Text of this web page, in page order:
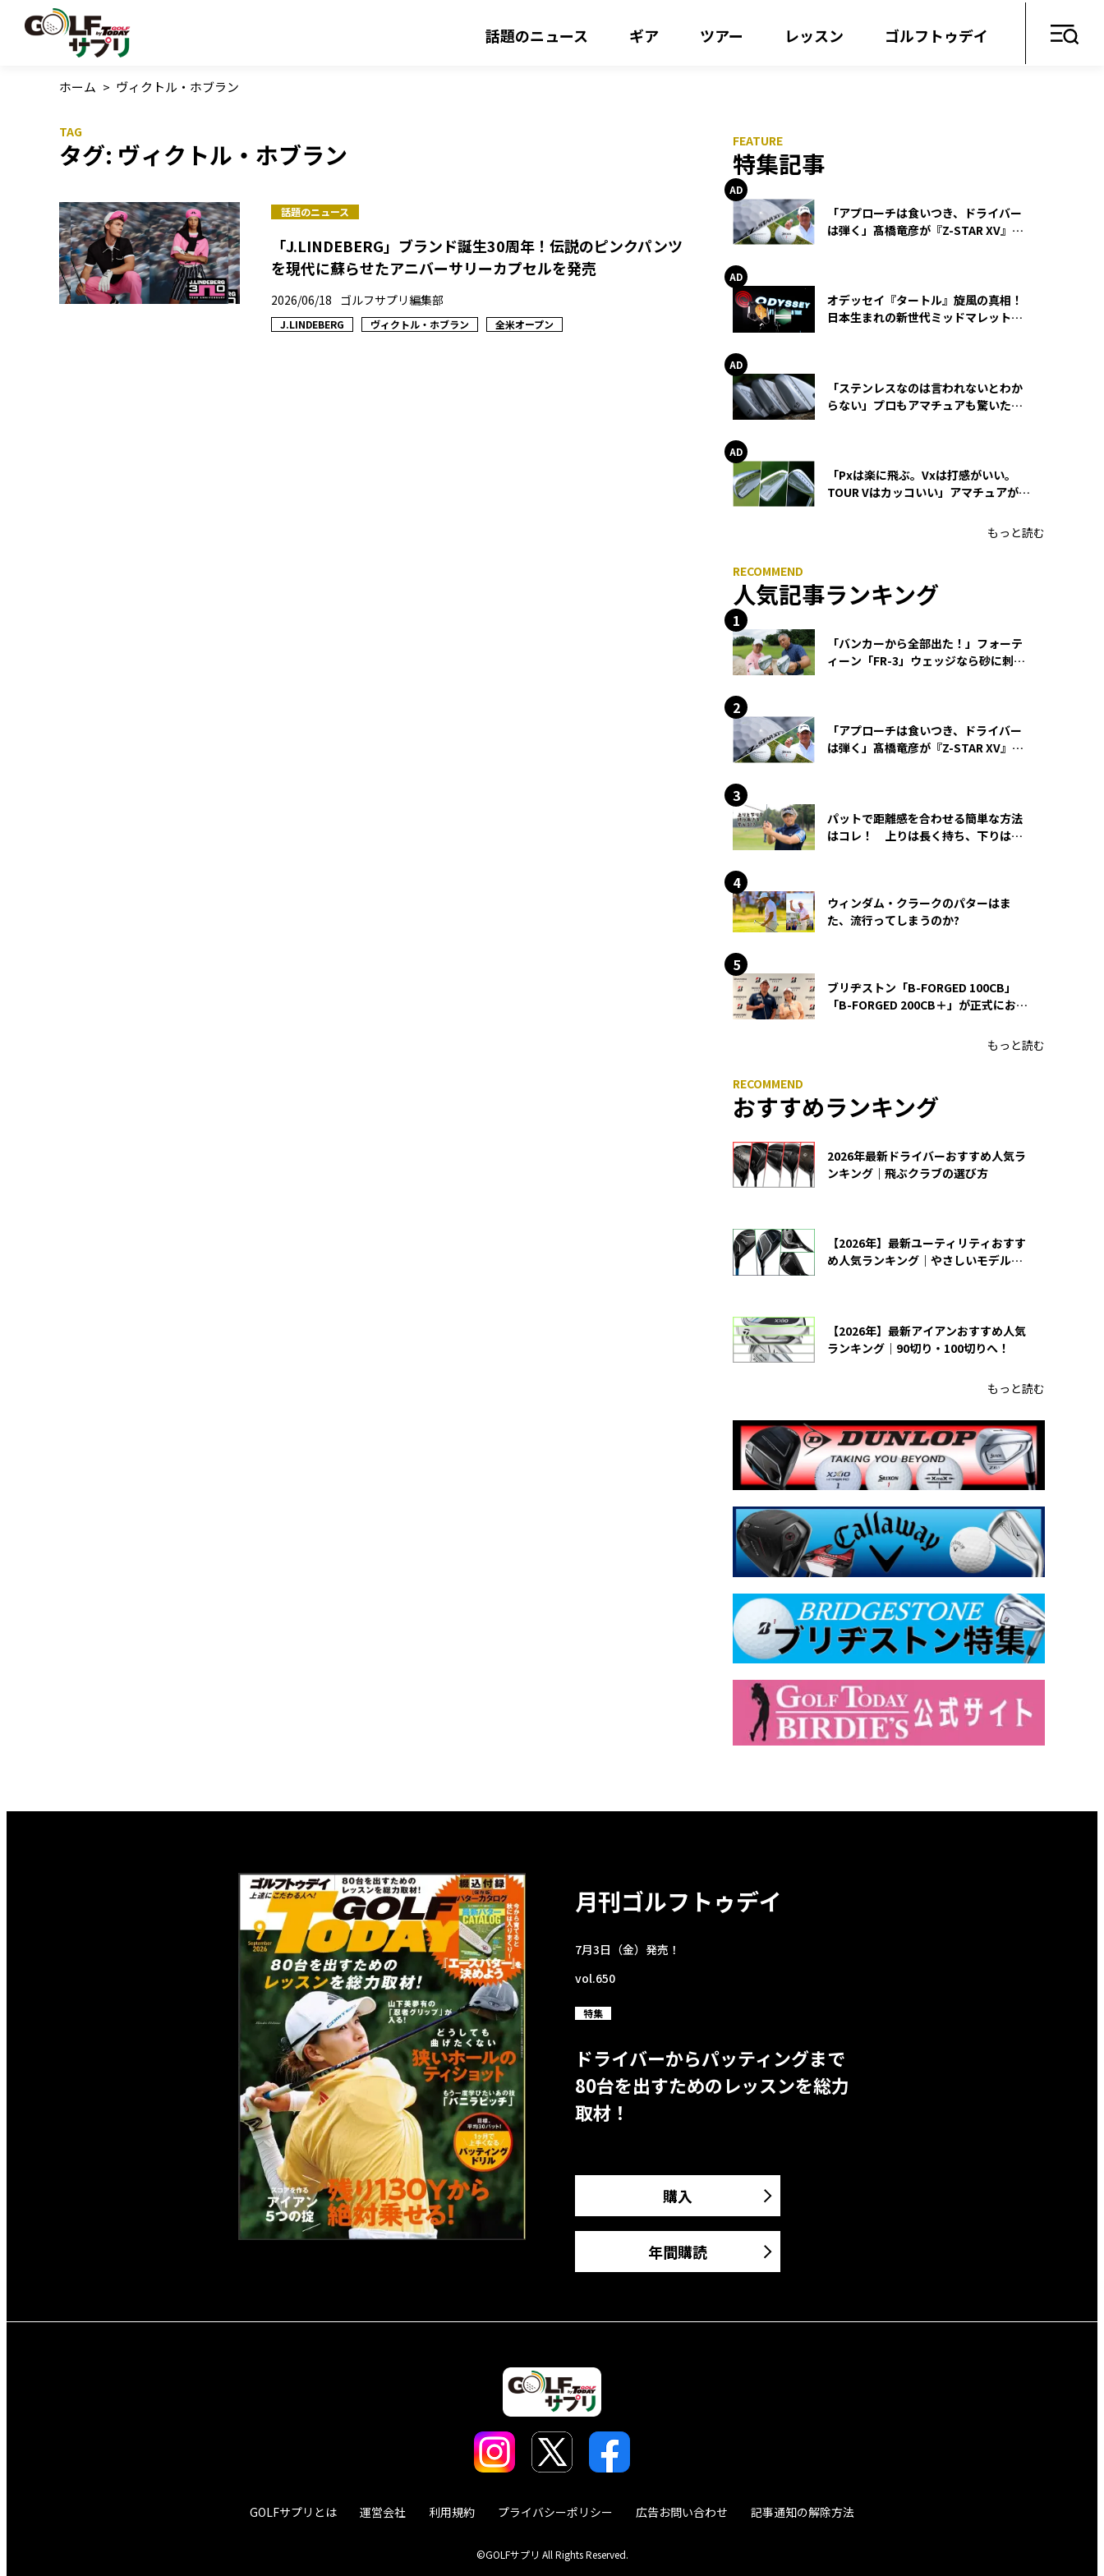
話題のニュース ギア ツアー レッスン ゴルフトゥデイ
ホーム > ヴィクトル・ホブラン
タグ: ヴィクトル・ホブラン
話題のニュース
「J.LINDEBERG」ブランド誕生30周年！伝説のピンクパンツ
を現代に蘇らせたアニバーサリーカプセルを発売
2026/06/18 ゴルフサプリ編集部
J.LINDEBERG ヴィクトル・ホブラン 全米オープン
特集記事
「アプローチは食いつき、ドライバー
は弾く」髙橋竜彦が『Z-STAR XV』を
オデッセイ『タートル』旋風の真相！
日本生まれの新世代ミッドマレットが
「ステンレスなのは言われないとわか
らない」プロもアマチュアも驚いた
「Pxは楽に飛ぶ。Vxは打感がいい。
TOUR Vはカッコいい」アマチュアが選
もっと読む
人気記事ランキング
「バンカーから全部出た！」フォーテ
ィーン「FR-3」ウェッジなら砂に刺さ
「アプローチは食いつき、ドライバー
は弾く」髙橋竜彦が『Z-STAR XV』を
パットで距離感を合わせる簡単な方法
はコレ！ 上りは長く持ち、下りは短
ウィンダム・クラークのパターはま
た、流行ってしまうのか?
ブリヂストン「B-FORGED 100CB」
「B-FORGED 200CB＋」が正式にお披
もっと読む
おすすめランキング
2026年最新ドライバーおすすめ人気ラ
ンキング｜飛ぶクラブの選び方
【2026年】最新ユーティリティおすす
め人気ランキング｜やさしいモデルの
【2026年】最新アイアンおすすめ人気
ランキング｜90切り・100切りへ！
もっと読む
月刊ゴルフトゥデイ
7月3日（金）発売！
vol.650
特集
ドライバーからパッティングまで
80台を出すためのレッスンを総力
取材！
購入
年間購読
GOLFサプリとは 運営会社 利用規約 プライバシーポリシー 広告お問い合わせ 記事通知の解除方法
©GOLFサプリ All Rights Reserved.